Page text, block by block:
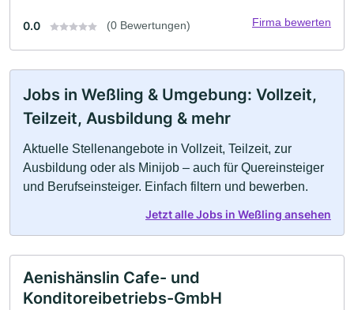
0.0 (0 Bewertungen) Firma bewerten
Jobs in Weßling & Umgebung: Vollzeit,
Teilzeit, Ausbildung & mehr
Aktuelle Stellenangebote in Vollzeit, Teilzeit, zur
Ausbildung oder als Minijob – auch für Quereinsteiger
und Berufseinsteiger. Einfach filtern und bewerben.
Jetzt alle Jobs in Weßling ansehen
Aenishänslin Cafe- und
Konditoreibetriebs-GmbH